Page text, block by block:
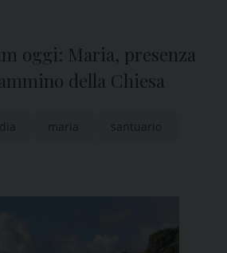
oggi: Maria, presenza
della Chiesa
maria santuario